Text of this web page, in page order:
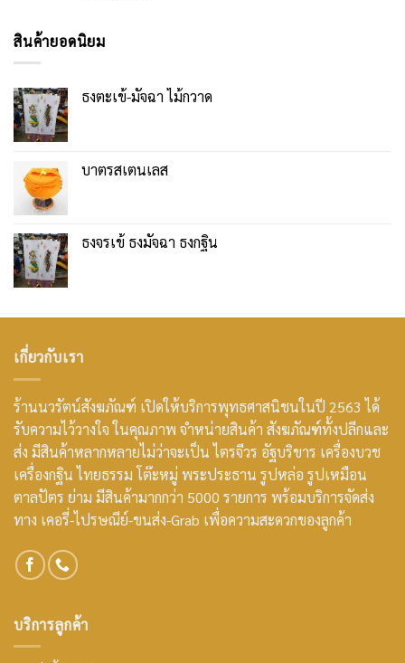
สินค้ายอดนิยม
ธงตะเข้-มัจฉา ไม้กวาด
บาตรสเตนเลส
ธงจรเข้ ธงมัจฉา ธงกฐิน
เกี่ยวกับเรา
ร้านนวรัตน์สังฆภัณฑ์ เปิดให้บริการพุทธศาสนิชนในปี 2563 ได้
รับความไว้วางใจ ในคุณภาพ จำหน่ายสินค้า สังฆภัณฑ์ทั้งปลีกและ
ส่ง มีสินค้าหลากหลายไม่ว่าจะเป็น ไตรจีวร อัฐบริขาร เครื่องบวช
เครื่องกฐิน ไทยธรรม โต๊ะหมู่ พระประธาน รูปหล่อ รูปเหมือน
ตาลปัตร ย่าม มีสินค้ามากกว่า 5000 รายการ พร้อมบริการจัดส่ง
ทาง เคอรี่-ไปรษณีย์-ขนส่ง-Grab เพื่อความสะดวกของลูกค้า
บริการลูกค้า